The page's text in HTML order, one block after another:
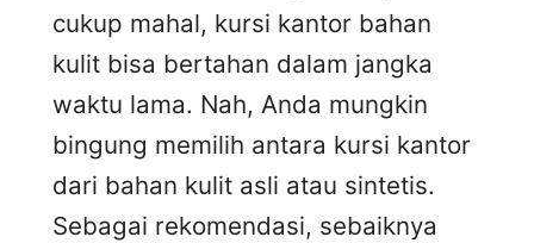
cukup mahal, kursi kantor bahan
kulit bisa bertahan dalam jangka
waktu lama. Nah, Anda mungkin
bingung memilih antara kursi kantor
dari bahan kulit asli atau sintetis.
Sebagai rekomendasi, sebaiknya